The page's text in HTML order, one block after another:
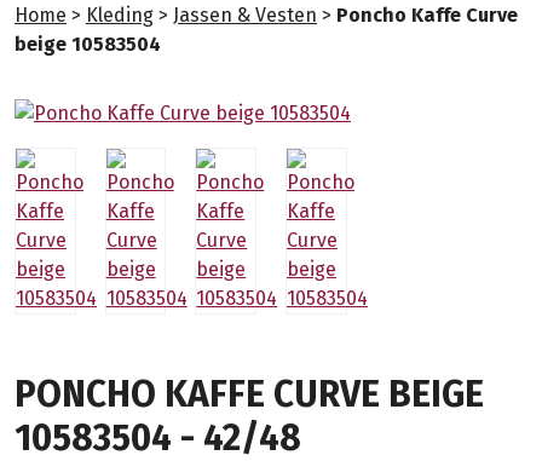
Home > Kleding > Jassen & Vesten > Poncho Kaffe Curve
beige 10583504
PONCHO KAFFE CURVE BEIGE
10583504 - 42/48